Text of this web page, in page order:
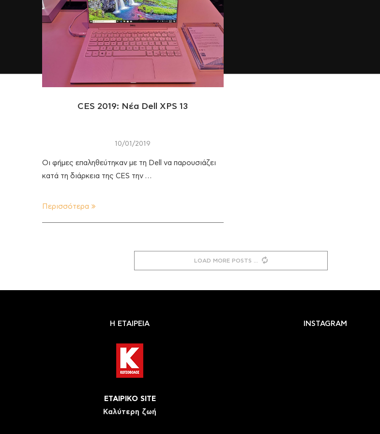
CES 2019: Νέα Dell XPS 13
10/01/2019
Οι φήμες επαληθεύτηκαν με τη Dell να παρουσιάζει
κατά τη διάρκεια της CES την …
Περισσότερα
LOAD MORE POSTS
Η ΕΤΑΙΡΕΙΑ
ΕΤΑΙΡΙΚΟ SITE
Καλύτερη ζωή
INSTAGRAM